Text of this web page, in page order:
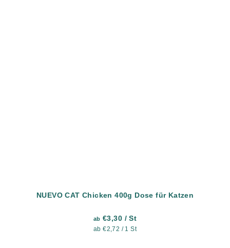
NUEVO CAT Chicken 400g Dose für Katzen
ab €3,30 / St
Verkaufspreis:
ab €2,72 / 1 St